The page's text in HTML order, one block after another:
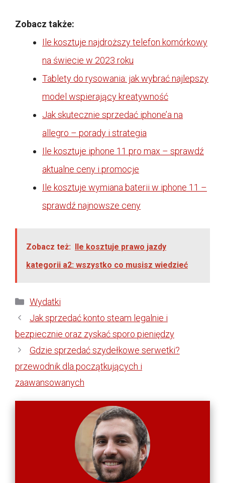
Zobacz także:
Ile kosztuje najdroższy telefon komórkowy
na świecie w 2023 roku
Tablety do rysowania: jak wybrać najlepszy
model wspierający kreatywność
Jak skutecznie sprzedać iphone’a na
allegro – porady i strategia
Ile kosztuje iphone 11 pro max – sprawdź
aktualne ceny i promocje
Ile kosztuje wymiana baterii w iphone 11 –
sprawdź najnowsze ceny
Zobacz też: Ile kosztuje prawo jazdy
kategorii a2: wszystko co musisz wiedzieć
Kategorie
Wydatki
Jak sprzedać konto steam legalnie i
bezpiecznie oraz zyskać sporo pieniędzy
Gdzie sprzedać szydełkowe serwetki?
przewodnik dla początkujących i
zaawansowanych